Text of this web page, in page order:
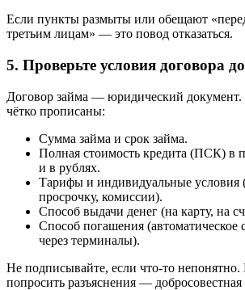
Если пункты размыты или обещают
третьим лицам» — это повод отказаться.
5. Проверьте условия договора
Договор займа — юридический
чётко прописаны:
Сумма займа и срок займа.
Полная стоимость кредита (ПСК) в
и в рублях.
Тарифы и индивидуальные условия
просрочку, комиссии).
Способ выдачи денег (на карту, на
Способ погашения (автоматическое
через терминалы).
Не подписывайте, если что-то
попросить разъяснения —